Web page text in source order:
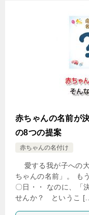
赤ちゃんの名前が
の8つの提案
赤ちゃんの名付け
愛する我が子への
ちゃんの名前」。 も
〇日・・ なのに、「
せんか？ というこ